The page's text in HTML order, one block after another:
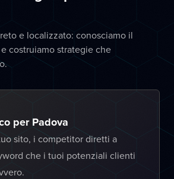
e localizzato: conosciamo il
costruiamo strategie che
per Padova
sito, i competitor diretti a
che i tuoi potenziali clienti